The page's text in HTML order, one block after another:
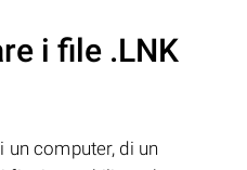
i file .LNK
un computer, di un